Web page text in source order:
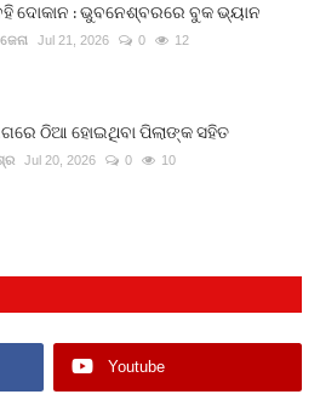
ଦୋକାନ : ଭୁବନେଶ୍ବରରେ ବୁକ ଭ୍ୟାନ
Jul 21, 2026 0 12
ଠିଆ ହୋଇଥିବା ପିଲାଙ୍କ ସହିତ
Jul 20, 2026 0 10
Youtube